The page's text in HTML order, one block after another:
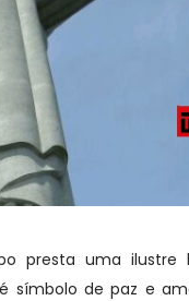
presta uma ilustre
símbolo de paz e